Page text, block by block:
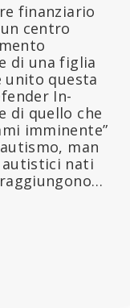
finanziario
centro
di una figlia
unito questa
In-
di quello che
imminente”
man
autistici nati